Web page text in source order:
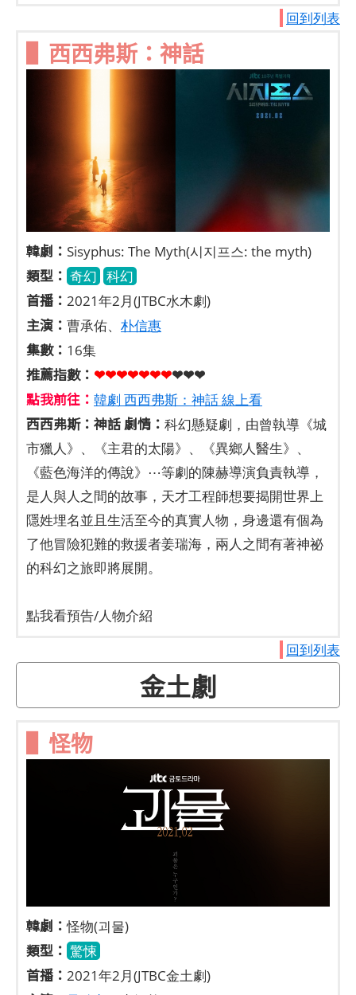
回到列表
▌西西弗斯：神話
韓劇： Sisyphus: The Myth(시지프스: the myth)
類型： 奇幻科幻
首播： 2021年2月(JTBC水木劇)
主演： 曹承佑、 朴信惠
集數： 16集
推薦指數： ❤❤❤❤❤❤❤❤❤❤
點我前往： 韓劇 西西弗斯：神話 線上看
西西弗斯：神話 劇情： 科幻懸疑劇，由曾執導《城
市獵人》、《主君的太陽》、《異鄉人醫生》、
《藍色海洋的傳說》⋯等劇的陳赫導演負責執導，
是人與人之間的故事，天才工程師想要揭開世界上
隱姓埋名並且生活至今的真實人物，身邊還有個為
了他冒險犯難的救援者姜瑞海，兩人之間有著神祕
的科幻之旅即將展開。
點我看預告/人物介紹
回到列表
金土劇
▌怪物
韓劇：怪物(괴물)
類型： 驚悚
首播： 2021年2月(JTBC金土劇)